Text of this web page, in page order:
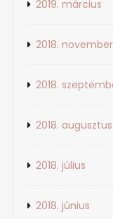
No Comment
2019. március
2018. november
2018.
2018. augusztus
2018. július
2018. június